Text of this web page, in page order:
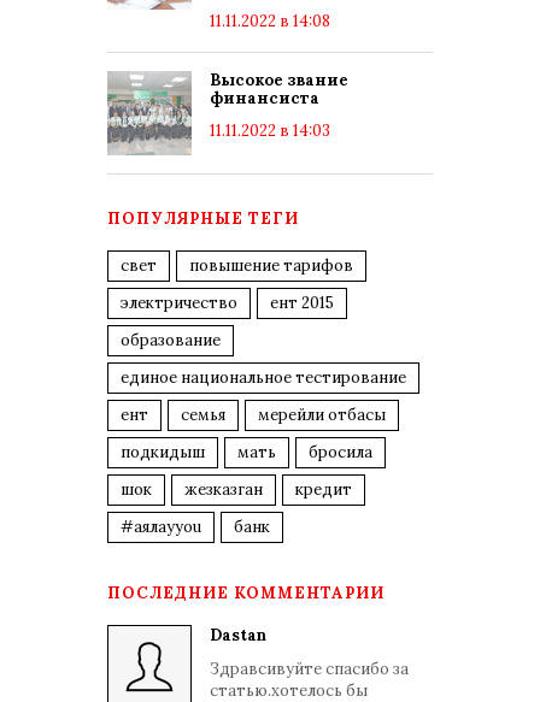
11.11.2022 в 14:08
Высокое звание
финансиста
11.11.2022 в 14:03
ПОПУЛЯРНЫЕ ТЕГИ
свет
повышение тарифов
электричество
ент 2015
образование
единое национальное тестирование
ент
семья
мерейли отбасы
подкидыш
мать
бросила
шок
жезказган
кредит
#аялауyou
банк
ПОСЛЕДНИЕ КОММЕНТАРИИ
Dastan
Здравсивуйте спасибо за
статью.хотелось бы